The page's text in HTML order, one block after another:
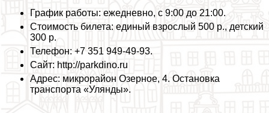
График работы: ежедневно, с 9:00 до 21:00.
Стоимость билета: единый взрослый 500 р., детский
300 р.
Телефон: +7 351 949-49-93.
Сайт: http://parkdino.ru
Адрес: микрорайон Озерное, 4. Остановка
трaнcпорта «Улянды».